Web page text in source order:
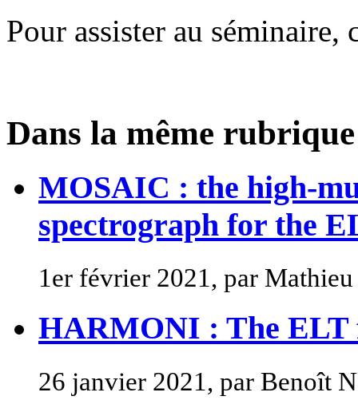
Pour assister au séminaire,
Dans la même rubrique
MOSAIC : the high-
spectrograph for the
1er février 2021, par
HARMONI : The
26 janvier 2021, par Benoît